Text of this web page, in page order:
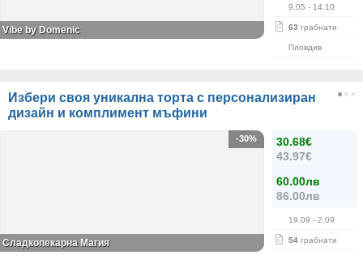
9.05 - 14.10
63 грабнати
Пловдив
Vibe by Domenic
Избери своя уникална торта с персонализиран
дизайн и комплимент мъфини
30.68€
43.97€
60.00лв
86.00лв
19.09 - 2.09
54 грабнати
-30%
Сладкопекарна Магия